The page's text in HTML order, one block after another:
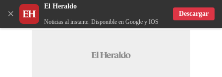
×
El Heraldo
Noticias al instante. Disponible en Google y IOS
Descargar